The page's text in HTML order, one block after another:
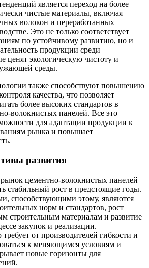
является переход на более
чистые материалы, включая
волокон и переработанных
Это не только соответствует
по устойчивому развитию, но и
продукции среди
ценят экологическую чистоту и
среды.
также способствуют повышению
качества, что позволяет
более высоких стандартов в
волокнистых панелей. Все это
для адаптации продукции к
рынка и повышает
развития
цементно-волокнистых панелей
стабильный рост в предстоящие годы.
способствующими этому, являются
норм и стандартов, рост
строительным материалам и развитие
закупок и реализации.
от производителей гибкости и
к меняющимся условиям и
новые горизонты для